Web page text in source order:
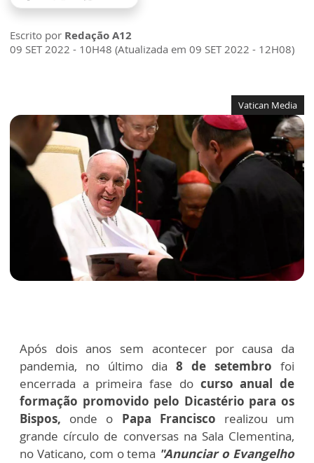
Escrito por Redação A12
09 SET 2022 - 10H48 (Atualizada em 09 SET 2022 - 12H08)
Vatican Media
Após dois anos sem acontecer por causa da
pandemia, no último dia 8 de setembro foi
encerrada a primeira fase do curso anual de
formação promovido pelo Dicastério para os
Bispos, onde o Papa Francisco realizou um
grande círculo de conversas na Sala Clementina,
no Vaticano, com o tema "Anunciar o Evangelho